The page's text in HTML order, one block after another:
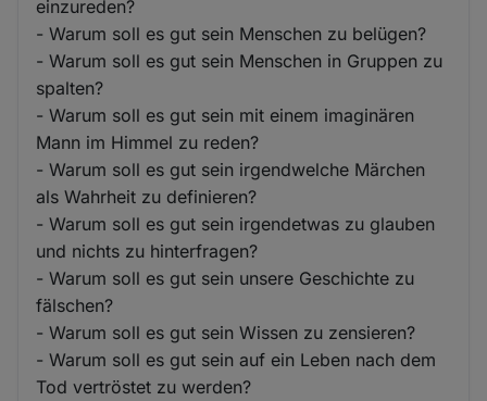
einzureden?
- Warum soll es gut sein Menschen zu belügen?
- Warum soll es gut sein Menschen in Gruppen zu
spalten?
- Warum soll es gut sein mit einem imaginären
Mann im Himmel zu reden?
- Warum soll es gut sein irgendwelche Märchen
als Wahrheit zu definieren?
- Warum soll es gut sein irgendetwas zu glauben
und nichts zu hinterfragen?
- Warum soll es gut sein unsere Geschichte zu
fälschen?
- Warum soll es gut sein Wissen zu zensieren?
- Warum soll es gut sein auf ein Leben nach dem
Tod vertröstet zu werden?